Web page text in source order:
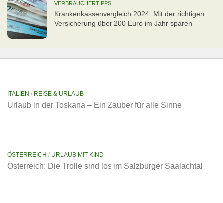
VERBRAUCHERTIPPS
Kran­ken­kas­senvergleich 2024: Mit der richtigen
Ver­si­che­rung über 200 Euro im Jahr sparen
ITALIEN / REISE & URLAUB
Urlaub in der Toskana – Ein Zauber für alle Sinne
ÖSTERREICH / URLAUB MIT KIND
Österreich: Die Trolle sind los im Salzburger Saalachtal